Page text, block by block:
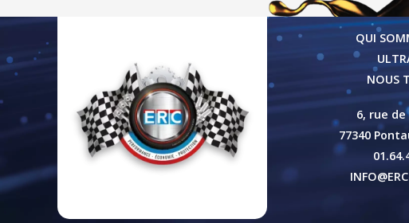
QUI
NOUS
6, rue
77340